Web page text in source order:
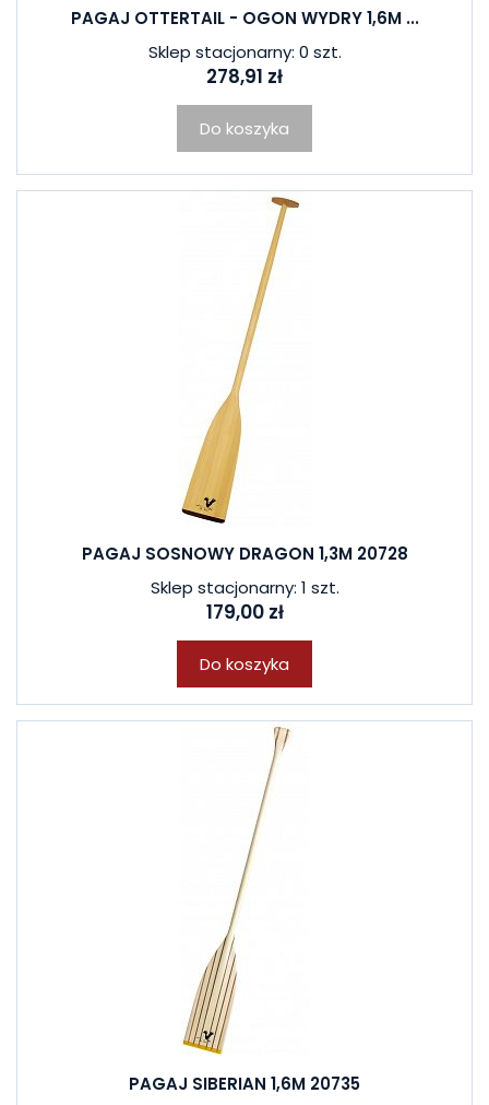
PAGAJ OTTERTAIL - OGON WYDRY 1,6M ...
Sklep stacjonarny: 0 szt.
278,91 zł
Do koszyka
PAGAJ SOSNOWY DRAGON 1,3M 20728
Sklep stacjonarny: 1 szt.
179,00 zł
Do koszyka
PAGAJ SIBERIAN 1,6M 20735